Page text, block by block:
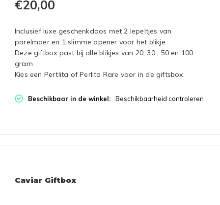
€20,00
Inclusief luxe geschenkdoos met 2 lepeltjes van
parelmoer en 1 slimme opener voor het blikje.
Deze giftbox past bij alle blikjes van 20, 30 , 50 en 100
gram
Kies een Pertlita of Perlita Rare voor in de giftsbox.
Beschikbaar in de winkel: Beschikbaarheid controleren
Caviar Giftbox